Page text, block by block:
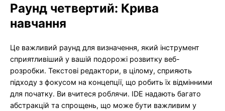
Раунд четвертий: Крива
навчання
Це важливий раунд для визначення, який інструмент
сприятливіший у вашій подорожі розвитку веб-
розробки. Текстові редактори, в цілому, сприяють
підходу з фокусом на концепції, що робить їх відмінними
для початку. Ви вчитеся роблячи. IDE надають багато
абстракцій та спрощень, що може бути важливим у